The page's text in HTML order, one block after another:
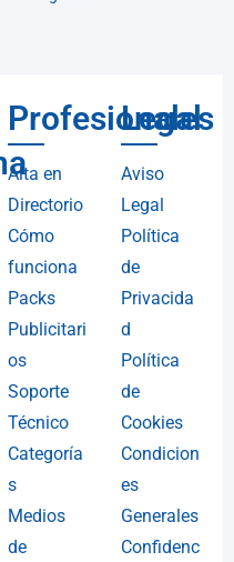
Profesionales
Alta en
Directorio
Cómo
funciona
Packs
Publicitari
os
Soporte
Técnico
Categoría
s
Medios
de
Legal
Aviso
Legal
Política
de
Privacida
d
Política
de
Cookies
Condicion
es
Generales
Confidenc